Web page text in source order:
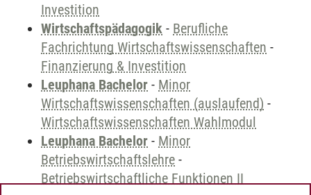
Investition
Wirtschaftspädagogik - Berufliche
Fachrichtung Wirtschaftswissenschaften -
Finanzierung & Investition
Leuphana Bachelor - Minor
Wirtschaftswissenschaften (auslaufend) -
Wirtschaftswissenschaften Wahlmodul
Leuphana Bachelor - Minor
Betriebswirtschaftslehre -
Betriebswirtschaftliche Funktionen II